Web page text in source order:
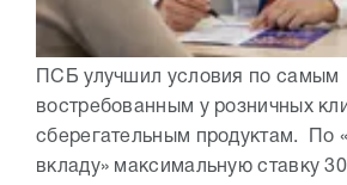
ПСБ улучшил условия по самым
востребованным у розничных
сберегательным продуктам. По
вкладу» максимальную ставку